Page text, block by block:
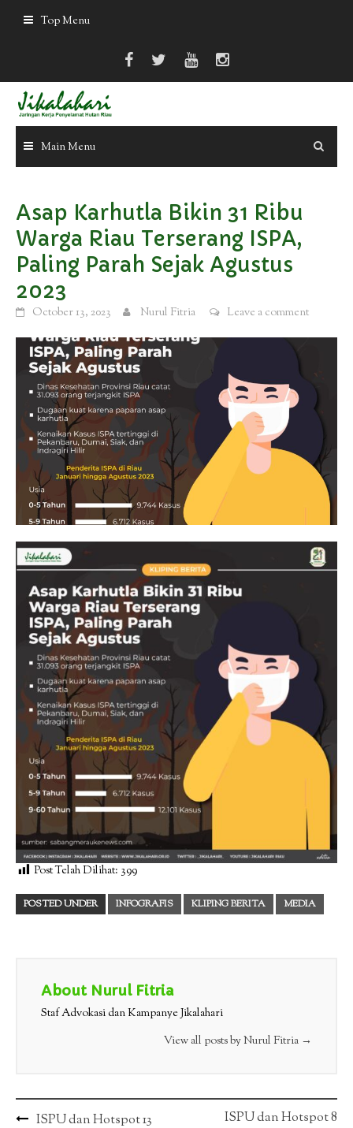
Top Menu
Main Menu
Asap Karhutla Bikin 31 Ribu
Warga Riau Terserang ISPA,
Paling Parah Sejak Agustus
2023
October 13, 2023 Nurul Fitria Leave a comment
Post Telah Dilihat: 399
POSTED UNDER INFOGRAFIS KLIPING BERITA MEDIA
About Nurul Fitria
Staf Advokasi dan Kampanye Jikalahari
View all posts by Nurul Fitria →
PostISPU dan Hotspot 13
ISPU dan Hotspot 8